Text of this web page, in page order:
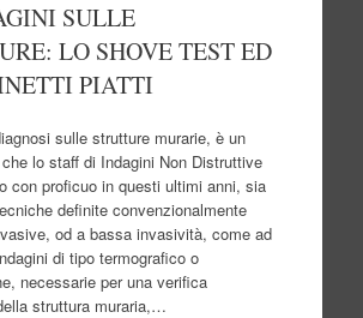
SULLE
LO SHOVE TEST ED
PIATTI
sulle strutture murarie, è un
lo staff di Indagini Non Distruttive
con proficuo in questi ultimi anni, sia
definite convenzionalmente
od a bassa invasività, come ad
di tipo termografico o
necessarie per una verifica
struttura muraria,…